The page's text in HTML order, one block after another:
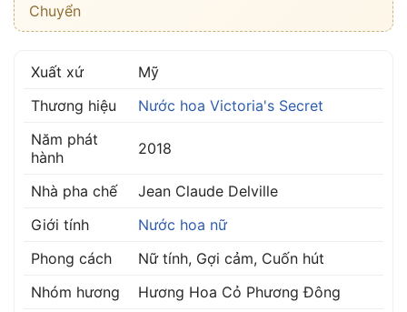
Chuyển
Xuất xứ
Mỹ
Thương hiệu
Nước hoa Victoria's Secret
Năm phát
hành
2018
Nhà pha chế
Jean Claude Delville
Giới tính
Nước hoa nữ
Phong cách
Nữ tính, Gợi cảm, Cuốn hút
Nhóm hương
Hương Hoa Cỏ Phương Đông